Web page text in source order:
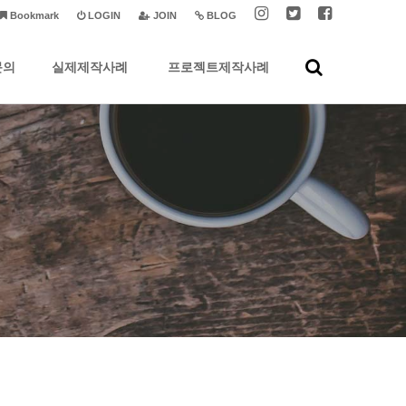
BLOG
JOIN
LOGIN
Bookmark
실제제작사례 프로젝트제작사례